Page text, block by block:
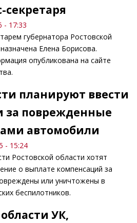
секретаря
- 17:33
губернатора Ростовской
Елена Борисова.
опубликована на сайте
планируют ввести
за поврежденные
автомобили
- 15:24
Ростовской области хотят
о выплате компенсаций за
или уничтожены в
беспилотников.
УК,